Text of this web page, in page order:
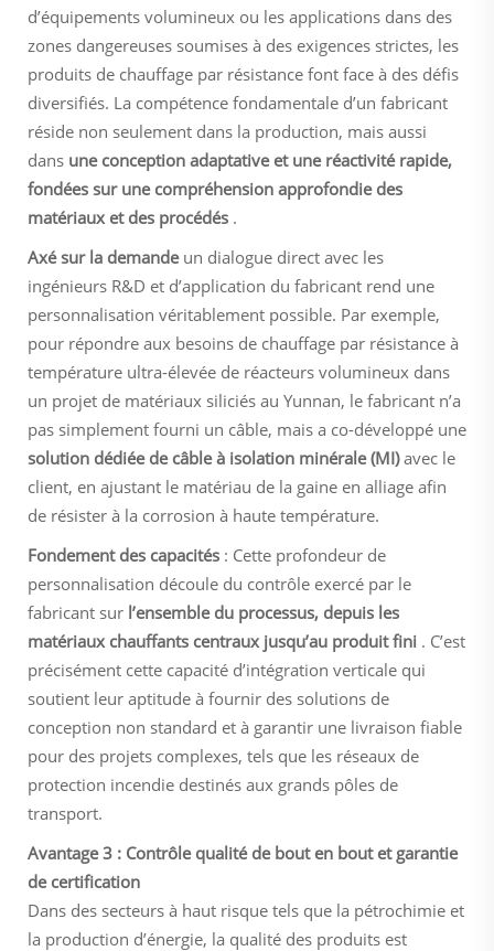
d’équipements volumineux ou les applications dans des
zones dangereuses soumises à des exigences strictes, les
produits de chauffage par résistance font face à des défis
diversifiés. La compétence fondamentale d’un fabricant
réside non seulement dans la production, mais aussi
dans une conception adaptative et une réactivité rapide,
fondées sur une compréhension approfondie des
matériaux et des procédés .
Axé sur la demande un dialogue direct avec les
ingénieurs R&D et d’application du fabricant rend une
personnalisation véritablement possible. Par exemple,
pour répondre aux besoins de chauffage par résistance à
température ultra-élevée de réacteurs volumineux dans
un projet de matériaux siliciés au Yunnan, le fabricant n’a
pas simplement fourni un câble, mais a co-développé une
solution dédiée de câble à isolation minérale (MI)avec le
client, en ajustant le matériau de la gaine en alliage afin
de résister à la corrosion à haute température.
Fondement des capacités : Cette profondeur de
personnalisation découle du contrôle exercé par le
fabricant sur l’ensemble du processus, depuis les
matériaux chauffants centraux jusqu’au produit fini . C’est
précisément cette capacité d’intégration verticale qui
soutient leur aptitude à fournir des solutions de
conception non standard et à garantir une livraison fiable
pour des projets complexes, tels que les réseaux de
protection incendie destinés aux grands pôles de
transport.
Avantage 3 : Contrôle qualité de bout en bout et garantie
de certification
Dans des secteurs à haut risque tels que la pétrochimie et
la production d’énergie, la qualité des produits est